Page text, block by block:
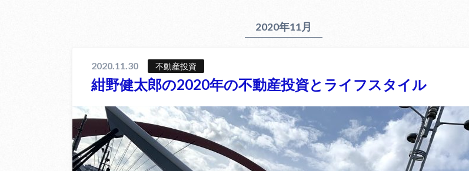
2020年11月
2020.11.30 不動産投資
紺野健太郎の2020年の不動産投資とライフスタイル